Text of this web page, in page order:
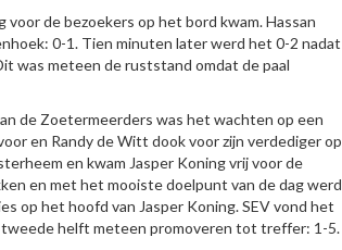
de bezoekers op het bord kwam. Hassan
0-1. Tien minuten later werd het 0-2 nadat
was meteen de ruststand omdat de paal
de Zoetermeerders was het wachten op een
en Randy de Witt dook voor zijn verdediger op
en kwam Jasper Koning vrij voor de
en met het mooiste doelpunt van de dag werd
op het hoofd van Jasper Koning. SEV vond het
tweede helft meteen promoveren tot treffer: 1-5.